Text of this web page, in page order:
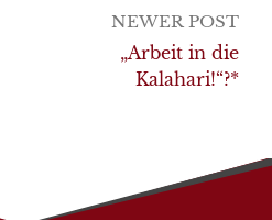
NEWER POST
„Arbeit in die
Kalahari!“?*